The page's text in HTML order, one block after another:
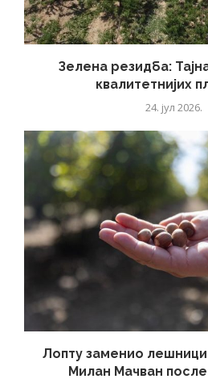
Зелена резидба:
квалитетнијих
24. јул 2026.
Лопту заменио
Милан Мачван